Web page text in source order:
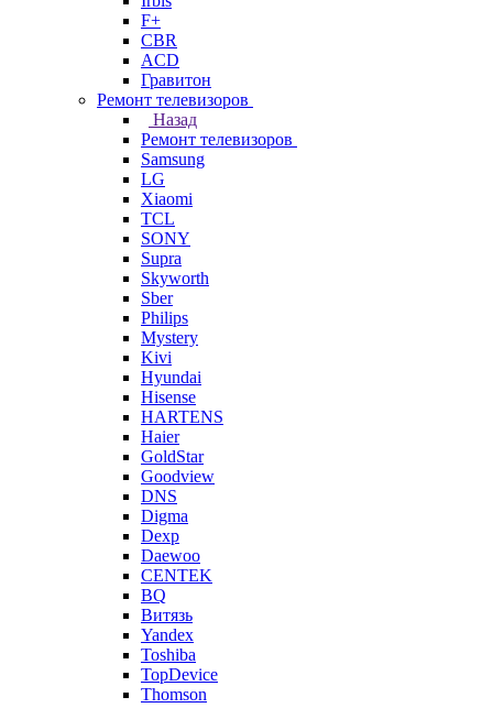
F+
CBR
ACD
Гравитон
Ремонт телевизоров
Назад
Ремонт телевизоров
Samsung
LG
Xiaomi
TCL
SONY
Supra
Skyworth
Sber
Philips
Mystery
Kivi
Hyundai
Hisense
HARTENS
Haier
GoldStar
Goodview
DNS
Digma
Dexp
Daewoo
CENTEK
BQ
Витязь
Yandex
Toshiba
TopDevice
Thomson